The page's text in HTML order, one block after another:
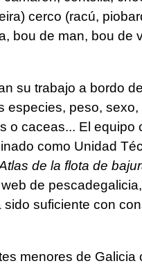
cerco (racú,
bou de man, bou de
su trabajo a bordo
especies, peso, sexo,
o caceas... El equipo
como Unidad
de la flota de
de
suficiente con
menores de Galicia